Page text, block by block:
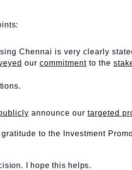
Chennai is very clearly
our commitment to the
announce our targeted
to the Investment
I hope this helps.